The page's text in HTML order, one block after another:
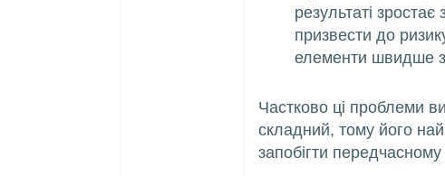
результаті
призвести до
елементи швидше
Частково ці проблеми
складний, тому його
запобігти